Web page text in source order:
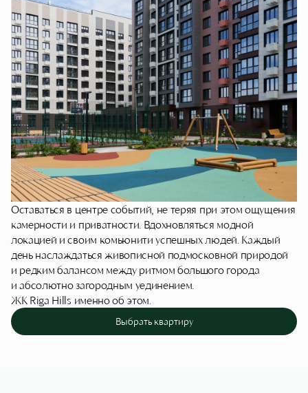
Оставаться в центре событий, не теряя при этом ощущения
камерности и приватности. Вдохновляться модной
локацией и своим комьюнити успешных людей. Каждый
день наслаждаться живописной подмосковной природой
и редким балансом между ритмом большого города
и абсолютно загородным уединением.
ЖК Riga Hills именно об этом.
Выбрать квартиру